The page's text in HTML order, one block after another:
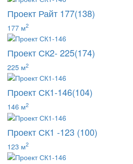
Проект Райт 177(138)
177 м2
Проект СК2- 225(174)
225 м2
Проект СК1-146(104)
146 м2
Проект СК1 -123 (100)
123 м2